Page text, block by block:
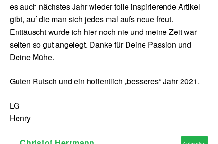
es auch nächstes Jahr wieder tolle inspirierende Artikel
gibt, auf die man sich jedes mal aufs neue freut.
Enttäuscht wurde ich hier noch nie und meine Zeit war
selten so gut angelegt. Danke für Deine Passion und
Deine Mühe.
Guten Rutsch und ein hoffentlich „besseres“ Jahr 2021.
LG
Henry